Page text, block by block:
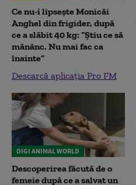
Ce nu-i lipsește Monicăi
Anghel din frigider, după
ce a slăbit 40 kg: “Știu ce să
mănânc. Nu mai fac ca
înainte”
Descarcă aplicația Pro FM
DIGI ANIMAL WORLD
Descoperirea făcută de o
femeie după ce a salvat un